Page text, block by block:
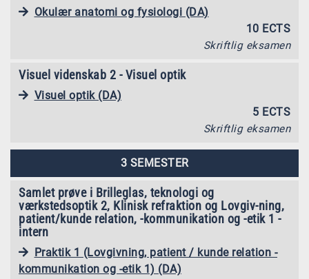
Okulær anatomi og fysiologi (DA)
10 ECTS
Skriftlig eksamen
Visuel videnskab 2 - Visuel optik
Visuel optik (DA)
5 ECTS
Skriftlig eksamen
3 SEMESTER
Samlet prøve i Brilleglas, teknologi og
værkstedsoptik 2, Klinisk refraktion og Lovgiv-ning,
patient/kunde relation, -kommunikation og -etik 1 -
intern
Praktik 1 (Lovgivning, patient / kunde relation -
kommunikation og -etik 1) (DA)